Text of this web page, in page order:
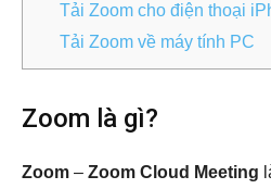
Tải Zoom cho điện thoại
Tải Zoom về máy tính PC
Zoom là gì?
Zoom – Zoom Cloud Meeting